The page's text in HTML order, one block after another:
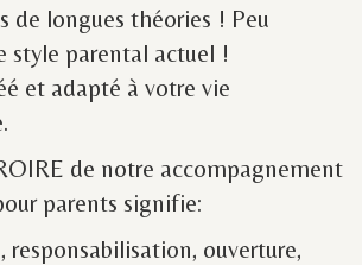
de longues théories ! Peu
style parental actuel !
et adapté à votre vie
de notre accompagnement
parents signifie:
responsabilisation, ouverture,